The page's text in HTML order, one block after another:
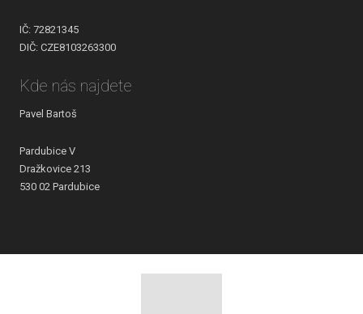
IČ: 72821345
DIČ: CZE8103263300
Kde nás najdete
Pavel Bartoš
Pardubice V
Dražkovice 213
530 02 Pardubice